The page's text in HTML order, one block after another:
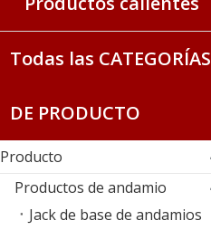
Todas las CATEGORÍAS
DE PRODUCTO
Producto
Productos de andamio
Jack de base de andamios